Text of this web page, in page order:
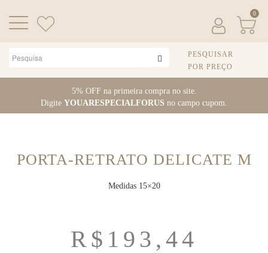
o
5% OFF na primeira compra no site.
Digite YOUARESPECIALFORUS no campo cupom.
0
PESQUISAR
POR PREÇO
PORTA-RETRATO DELICATE M
Medidas 15×20
R$ 193,44